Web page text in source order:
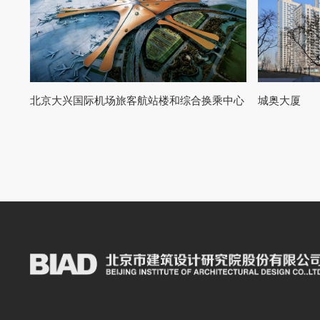
北京大兴国际机场旅客航站楼和综合换乘中心 城奥大厦